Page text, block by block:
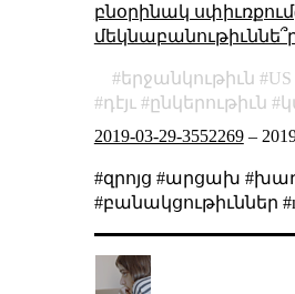
բնօրինակ
երջանկութիւն US
դէյւ
ընկերութիւն
2019-03-29-3552269–
#զրոյց #արցախ
#բանակցութիւններ